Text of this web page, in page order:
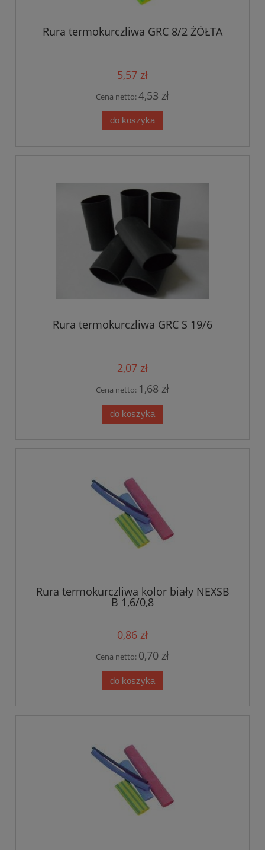
Rura termokurczliwa GRC 8/2 ŻÓŁTA
5,57 zł
Cena netto:4,53 zł
do koszyka
Rura termokurczliwa GRC S 19/6
2,07 zł
Cena netto: 1,68 zł
do koszyka
Rura termokurczliwa kolor biały NEXSB
B 1,6/0,8
0,86 zł
Cena netto: 0,70 zł
do koszyka